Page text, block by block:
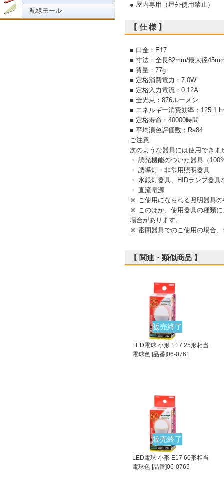
配線モール
● 屋内専用（屋外使用禁止）
【 仕 様 】
■ 口金：E17
■ 寸法：全長82mm/最大径
■ 質量：77g
■ 定格消費電力：7.0W
■ 定格入力電流：0.12A
■ 全光束：876ルーメン
■ エネルギー消費効率：125.1
■ 定格寿命：40000時間
■ 平均演色評価数：Ra84
ご注意
次のような器具には使用できま
・ 調光機能のついた器具（
・ 誘導灯・非常用照明器具
・ 水銀灯器具、HIDランプ器具
・ 直流電源
※ ご使用になられる照明器具
※ このほか、使用器具の種類
場合があります。
※ 密閉器具でのご使用の場合
【 関連・類似商品 】
販売終了
LED電球 小形 E17 25形相当
電球色 [品番]06-0761
販売終了
LED電球 小形 E17 60形相当
電球色 [品番]06-0765